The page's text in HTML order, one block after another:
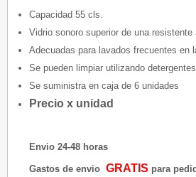
Capacidad 55 cls.
Vidrio sonoro superior de una
Adecuadas para lavados frecuentes en
Se pueden limpiar utilizando
Se suministra en caja de 6 unidades
Precio x unidad
Envio 24-48 horas
Gastos de envio GRATIS para